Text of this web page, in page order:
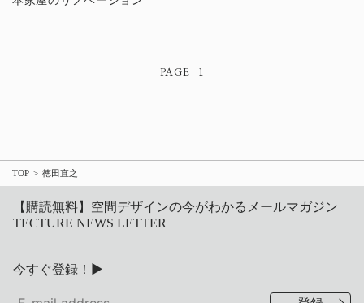
1
TOP 徳田直之
【購読無料】空間デザインの今がわかるメールマガジン
TECTURE NEWS LETTER
今すぐ登録！▶